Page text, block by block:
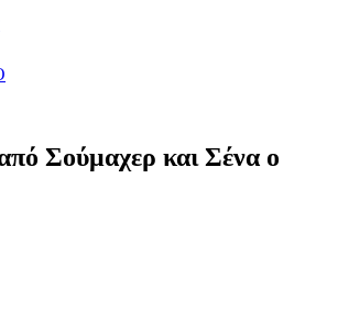
Σούμαχερ και Σένα ο